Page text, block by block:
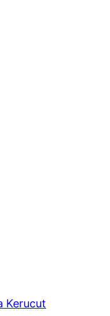
Kerucut